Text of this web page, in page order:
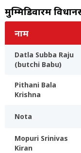
मुम्मिडिवारम
नाम
Datla Subba Raju
(butchi Babu)
Pithani Bala
Krishna
Nota
Mopuri Srinivas
Kiran